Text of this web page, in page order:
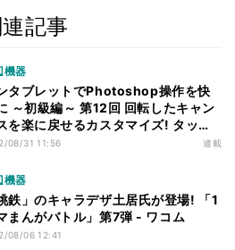
記事
機器
タブレットでPhotoshop操作を快
～初級編～ 第12回 回転したキャン
を楽に戻せるカスタマイズ! タッチ
08/31 11:56 連載
機器
鉄」のキャラデザ土居氏が登場! 「1
まんがバトル」第7弾 - ワコム
08/06 12:41